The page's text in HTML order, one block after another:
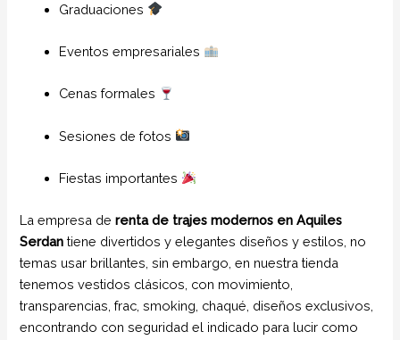
Graduaciones
Eventos empresariales
Cenas formales
Sesiones de fotos
Fiestas importantes
La empresa derenta de trajes modernos en Aquiles
Serdan tiene divertidos y elegantes diseños y estilos, no
temas usar brillantes, sin embargo, en nuestra tienda
tenemos vestidos clásicos, con movimiento,
transparencias, frac, smoking, chaqué, diseños exclusivos,
encontrando con seguridad el indicado para lucir como